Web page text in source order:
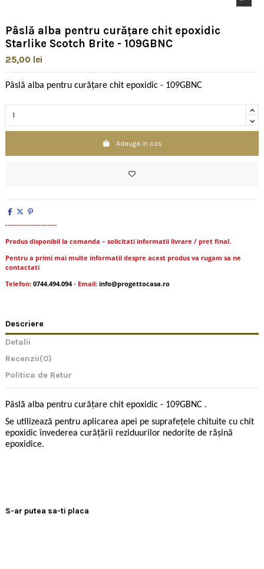
Pâslă alba pentru curățare chit epoxidic
Starlike Scotch Brite - 109GBNC
25,00 lei
Pâslă alba pentru curățare chit epoxidic - 109GBNC
Adauga in cos
----------------------
Produs disponibil la comanda – solicitati informatii livrare / pret final.
Pentru a primi mai multe informatii despre acest produs va rugam sa ne
contactati
Telefon: 0744.494.094- Email: info@progettocasa.ro
Descriere
Detalii
Recenzii(0)
Politica de Retur
Pâslă alba pentru curățare chit epoxidic - 109GBNC .
Se utilizează pentru aplicarea apei pe suprafețele chituite cu chit
epoxidic învederea curățării reziduurilor nedorite de rășină
epoxidice.
S-ar putea sa-ti placa